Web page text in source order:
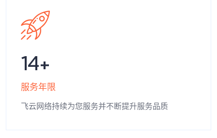
14
服务年限
飞云网络持续为您服务并不断提升服务品质